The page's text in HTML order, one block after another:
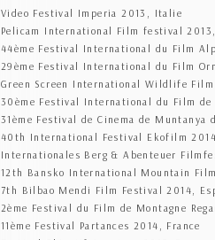
Video Festival Imperia 2013, Italie
Pelicam International Film festival 2013,
44ème Festival International du Film
29ème Festival International du Film
Green Screen International Wildlife
30ème Festival International du Film de
31ème Festival de Cinema de Muntanya
40th International Festival Ekofilm
Internationales Berg & Abenteuer
12th Bansko International Mountain
7th Bilbao Mendi Film Festival 2014,
2ème Festival du Film de Montagne
11ème Festival Partances 2014, France